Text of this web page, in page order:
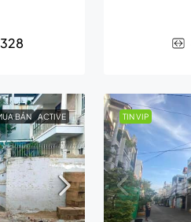
328
BÁN ACTIVE TIN VIP